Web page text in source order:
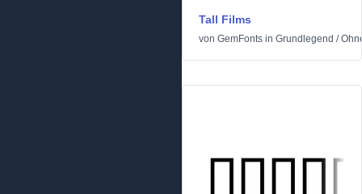
Tall Films
von GemFonts in Grundlegend /